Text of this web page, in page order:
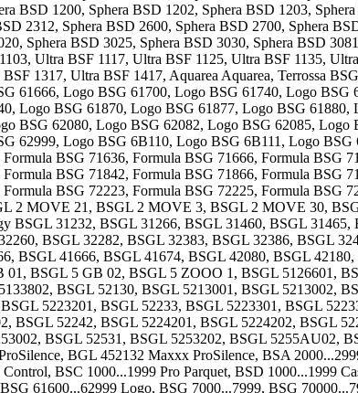
1200, Sphera BSD 1202, Sphera BSD 1203,
2312, Sphera BSD 2600, Sphera BSD 2700, Sphera
Sphera BSD 3025, Sphera BSD 3030, Sphera BSD
Ultra BSF 1117, Ultra BSF 1125, Ultra BSF 1135,
1317, Ultra BSF 1417, Aquarea Aquarea, Terrossa
61666, Logo BSG 61700, Logo BSG 61740, Logo
Logo BSG 61870, Logo BSG 61877, Logo BSG
BSG 62080, Logo BSG 62082, Logo BSG 62085,
62999, Logo BSG 6B110, Logo BSG 6B111, Logo
BSG 71636, Formula BSG 71666, Formula BSG
BSG 71842, Formula BSG 71866, Formula BSG
BSG 72223, Formula BSG 72225, Formula BSG
2 MOVE 21, BSGL 2 MOVE 3, BSGL 2 MOVE 30,
31232, BSGL 31266, BSGL 31460, BSGL
BSGL 32282, BSGL 32383, BSGL 32386, BSGL
BSGL 41666, BSGL 41674, BSGL 42080, BSGL
BSGL 5 GB 02, BSGL 5 ZOOO 1, BSGL 5126601,
BSGL 52130, BSGL 5213001, BSGL 5213002,
5223201, BSGL 52233, BSGL 5223301, BSGL
BSGL 52242, BSGL 5224201, BSGL 5224202, BSGL
BSGL 52531, BSGL 5253202, BSGL 5255AU02,
BGL 452132 Maxxx ProSilence, BSA
BSC 1000...1999 Pro Parquet, BSD 1000...1999
61600...62999 Logo, BSG 7000...7999, BSG